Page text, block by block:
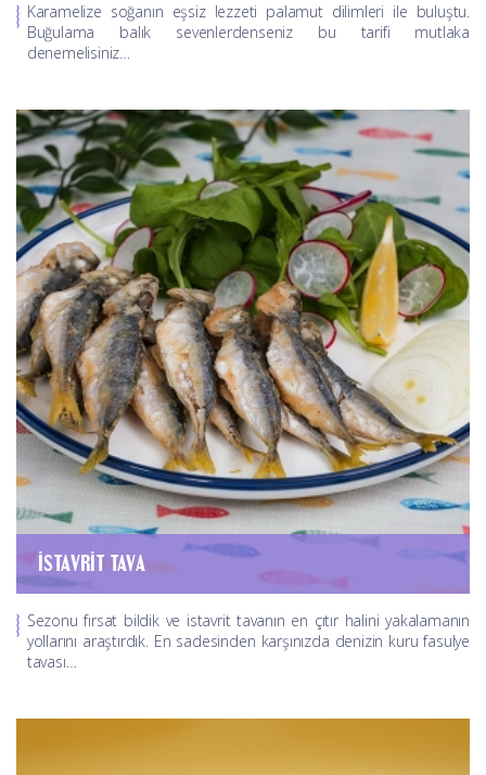
Karamelize soğanın eşsiz lezzeti palamut dilimleri ile buluştu.
Buğulama balık sevenlerdenseniz bu tarifi mutlaka
denemelisiniz…
İSTAVRIT TAVA
Sezonu fırsat bildik ve istavrit tavanın en çıtır halini yakalamanın
yollarını araştırdık. En sadesinden karşınızda denizin kuru fasulye
tavası…